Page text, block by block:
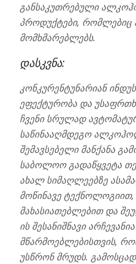
განსაკუთრებული
პროდუქტები, რომლებიც
მომხმარებლებს.
დასკვნა:
კონკურენტუნარიან
ეფექტურობა და
ჩვენი სრულად
საწინააღმდეგო
შემავსებელი მანქანა
საბოლოო გადაწყვეტა
ახალ სიმაღლეებზე
მოწინავე
მახასიათებლებით და
ის შესანიშნავი
მწარმოებლებისთვის,
უსწრონ მრუდს.